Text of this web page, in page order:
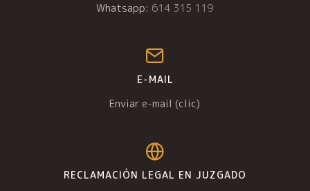
Whatsapp: 614 315 119
E-MAIL
Enviar e-mail (clic)
RECLAMACIÓN LEGAL EN JUZGADO